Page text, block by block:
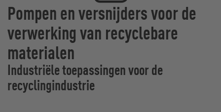
Pompen en versnijders voor de
verwerking van recyclebare
materialen
Industriële toepassingen voor de
recyclingindustrie